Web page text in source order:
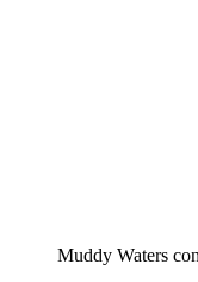
Muddy Waters